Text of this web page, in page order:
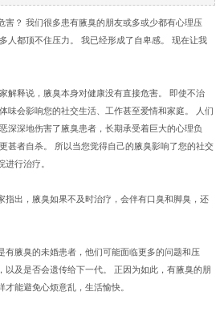
？ 我们很多患有腋臭的朋友或多或少都有心理压
人都顶不住压力。 我已经形成了自卑感。 现在让我
释说，腋臭本身对健康没有直接危害。 即使不治
味会影响您的社交生活、工作甚至爱情和家庭。 人们
深深地伤害了腋臭患者，长期承受着巨大的心理负
甚者自杀。 所以当您觉得自己的腋臭影响了您的社交
行治疗。
出，腋臭如果不及时治疗，会伴有口臭和脚臭，还
腋臭的未婚患者，他们可能面临更多的问题和压
以及是否会遗传给下一代。 正因为如此，有腋臭的朋
能避免心烦意乱，生活愉快。